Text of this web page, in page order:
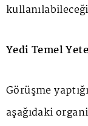
Yedi Temel
Görüşme
aşağıdaki